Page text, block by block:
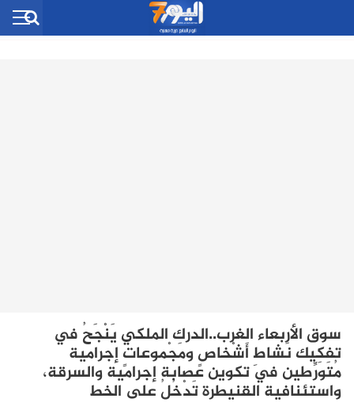
سوق الأربعاء الغرب..الدرك الملكي يَنْجَحُ في
تفكيك نَشاطِ أَشْخاصٍ ومَجْموعاتٍ إجرامية
مُتَوَرِّطين في تكوين عصابة إجرامية والسرقة،
واستئنافية القنيطرة تَدْخُلُ على الخط